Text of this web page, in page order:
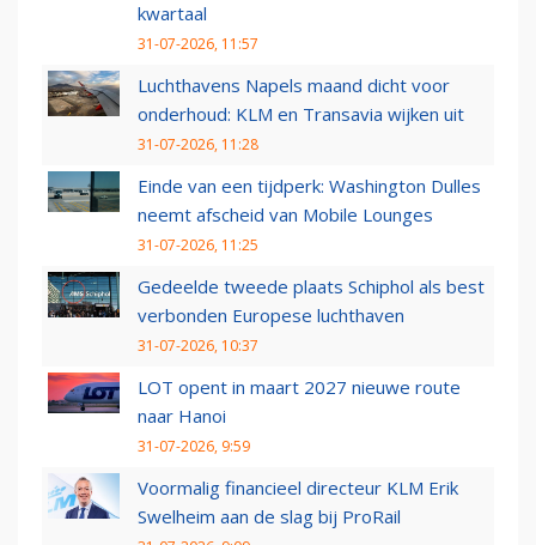
kwartaal
31-07-2026, 11:57
Luchthavens Napels maand dicht voor
onderhoud: KLM en Transavia wijken uit
31-07-2026, 11:28
Einde van een tijdperk: Washington Dulles
neemt afscheid van Mobile Lounges
31-07-2026, 11:25
Gedeelde tweede plaats Schiphol als best
verbonden Europese luchthaven
31-07-2026, 10:37
LOT opent in maart 2027 nieuwe route
naar Hanoi
31-07-2026, 9:59
Voormalig financieel directeur KLM Erik
Swelheim aan de slag bij ProRail